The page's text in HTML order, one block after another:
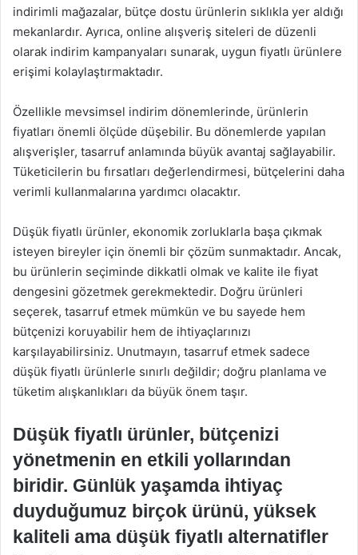
indirimli mağazalar, bütçe dostu ürünlerin sıklıkla yer aldığı
mekanlardır. Ayrıca, online alışveriş siteleri de düzenli
olarak indirim kampanyaları sunarak, uygun fiyatlı ürünlere
erişimi kolaylaştırmaktadır.
Özellikle mevsimsel indirim dönemlerinde, ürünlerin
fiyatları önemli ölçüde düşebilir. Bu dönemlerde yapılan
alışverişler, tasarruf anlamında büyük avantaj sağlayabilir.
Tüketicilerin bu fırsatları değerlendirmesi, bütçelerini daha
verimli kullanmalarına yardımcı olacaktır.
Düşük fiyatlı ürünler, ekonomik zorluklarla başa çıkmak
isteyen bireyler için önemli bir çözüm sunmaktadır. Ancak,
bu ürünlerin seçiminde dikkatli olmak ve kalite ile fiyat
dengesini gözetmek gerekmektedir. Doğru ürünleri
seçerek, tasarruf etmek mümkün ve bu sayede hem
bütçenizi koruyabilir hem de ihtiyaçlarınızı
karşılayabilirsiniz. Unutmayın, tasarruf etmek sadece
düşük fiyatlı ürünlerle sınırlı değildir; doğru planlama ve
tüketim alışkanlıkları da büyük önem taşır.
Düşük fiyatlı ürünler, bütçenizi
yönetmenin en etkili yollarından
biridir. Günlük yaşamda ihtiyaç
duyduğumuz birçok ürünü, yüksek
kaliteli ama düşük fiyatlı alternatifler